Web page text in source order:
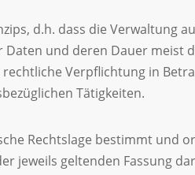
d.h. dass die Verwaltung
und deren Dauer meist
Verpflichtung in
Tätigkeiten.
Rechtslage bestimmt und
jeweils geltenden Fassung